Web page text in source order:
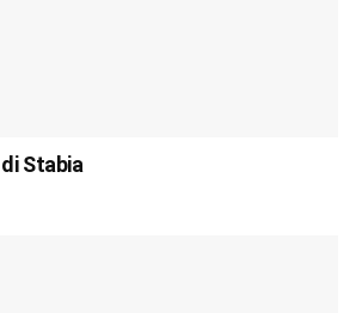
Stabia